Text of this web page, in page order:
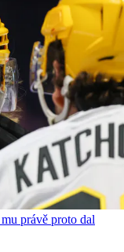
právě proto dal